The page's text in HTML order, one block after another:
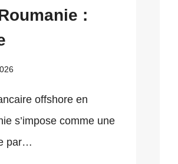
:
offshore en
s’impose comme une
par…